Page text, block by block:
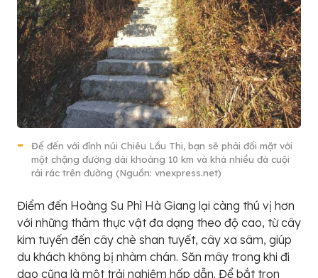
Để đến với đỉnh núi Chiêu Lầu Thi, bạn sẽ phải đối mặt với
một chặng đường dài khoảng 10 km và khá nhiều đá cuội
rải rác trên đường (Nguồn: vnexpress.net)
Điểm đến Hoàng Su Phì Hà Giang lại càng thú vị hơn
với những thảm thực vật đa dạng theo độ cao, từ cây
kim tuyến đến cây chè shan tuyết, cây xa sâm, giúp
du khách không bị nhàm chán. Săn mây trong khi đi
dạo cũng là một trải nghiệm hấp dẫn. Để bắt trọn